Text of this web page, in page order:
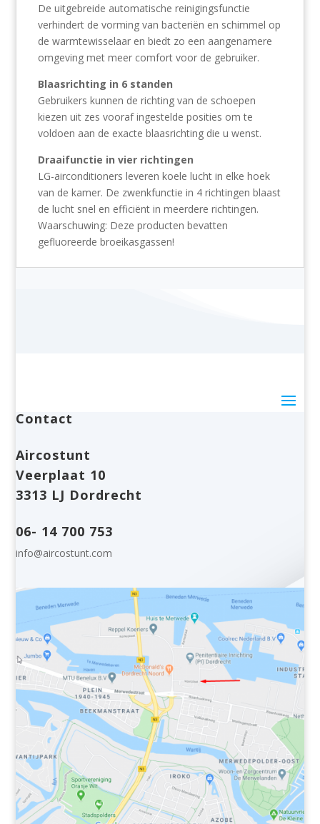
De uitgebreide automatische reinigingsfunctie
verhindert de vorming van bacteriën en schimmel op
de warmtewisselaar en biedt zo een aangenamere
omgeving met meer comfort voor de gebruiker.
Blaasrichting in 6 standen
Gebruikers kunnen de richting van de schoepen
kiezen uit zes vooraf ingestelde posities om te
voldoen aan de exacte blaasrichting die u wenst.
Draaifunctie in vier richtingen
LG-airconditioners leveren koele lucht in elke hoek
van de kamer. De zwenkfunctie in 4 richtingen blaast
de lucht snel en efficiënt in meerdere richtingen.
Waarschuwing: Deze producten bevatten
gefluoreerde broeikasgassen!
Contact
Aircostunt
Veerplaat 10
3313 LJ Dordrecht
06- 14 700 753
info@aircostunt.com